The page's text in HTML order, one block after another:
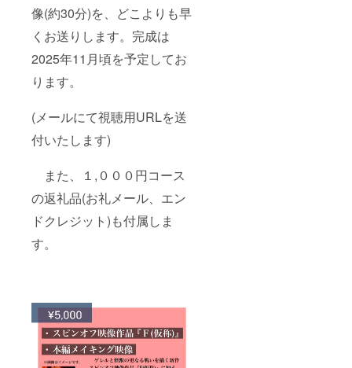
像(約30分)を、どこよりも早
くお送りします。完成は
2025年11月頃を予定してお
ります。
(メールにて視聴用URLを送
付いたします)
また、１,０００円コース
の返礼品(お礼メール、エン
ドクレジット)も付属しま
す。